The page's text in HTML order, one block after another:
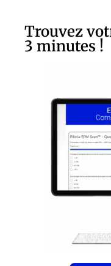
Trouvez
3 minutes !